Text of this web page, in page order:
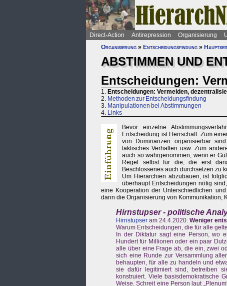
Direct-Action Antirepression Organisierung
Organisierung » Entscheidungsfindung »
ABSTIMMEN UND
Entscheidungen:
1. Entscheidungen: Vermeiden,
2. Methoden zur Entscheidungsfindung
3. Manipulationen bei Abstimmungen
4. Links
Bevor einzelne
Entscheidung ist Herrschaft. Zum
von Dominanzen organisierbar
taktisches Verhalten usw. Zum
auch so wahrgenommen, wenn er
Regel selbst für die, die erst
Beschlossenes auch durchsetzen zu
Um Hierarchien abzubauen, ist
überhaupt Entscheidungen nötig
eine Kooperation der Unterschiedlichen
dann die Organisierung von Kommunikation,
Hirnstupser - politische
Hirnstupser am 24.4.2020: Weniger
Warum Entscheidungen, die für alle
In der Diktatur sagt eine Person, wo
Hundert für Millionen oder ein paar
alle über eine Frage ab, die ein, zwei
sich eine Runde zur Versammlung
behaupten, für alle zu handeln und
sie dafür legitimiert sind, betreiben
konstruiert. Viele basisdemokratische
Weise. Schreit eine Person laut